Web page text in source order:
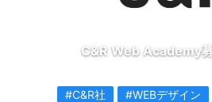
C&R Web Academy
#C&R社 #WEBデザイン